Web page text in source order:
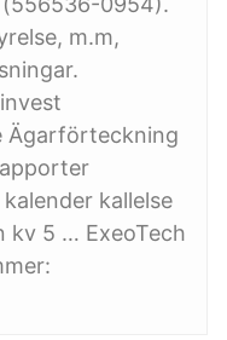
m.m,
Ägarförteckning
kallelse
kv 5 … ExeoTech